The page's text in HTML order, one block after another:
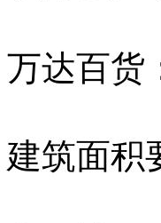
万达百货
建筑面积